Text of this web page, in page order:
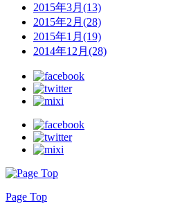
2015年3月(13)
2015年2月(28)
2015年1月(19)
2014年12月(28)
Page Top